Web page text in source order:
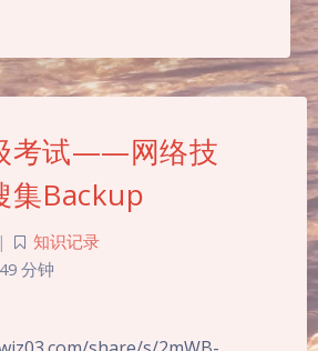
考试——网络技
集Backup
|
知识记录
49 分钟